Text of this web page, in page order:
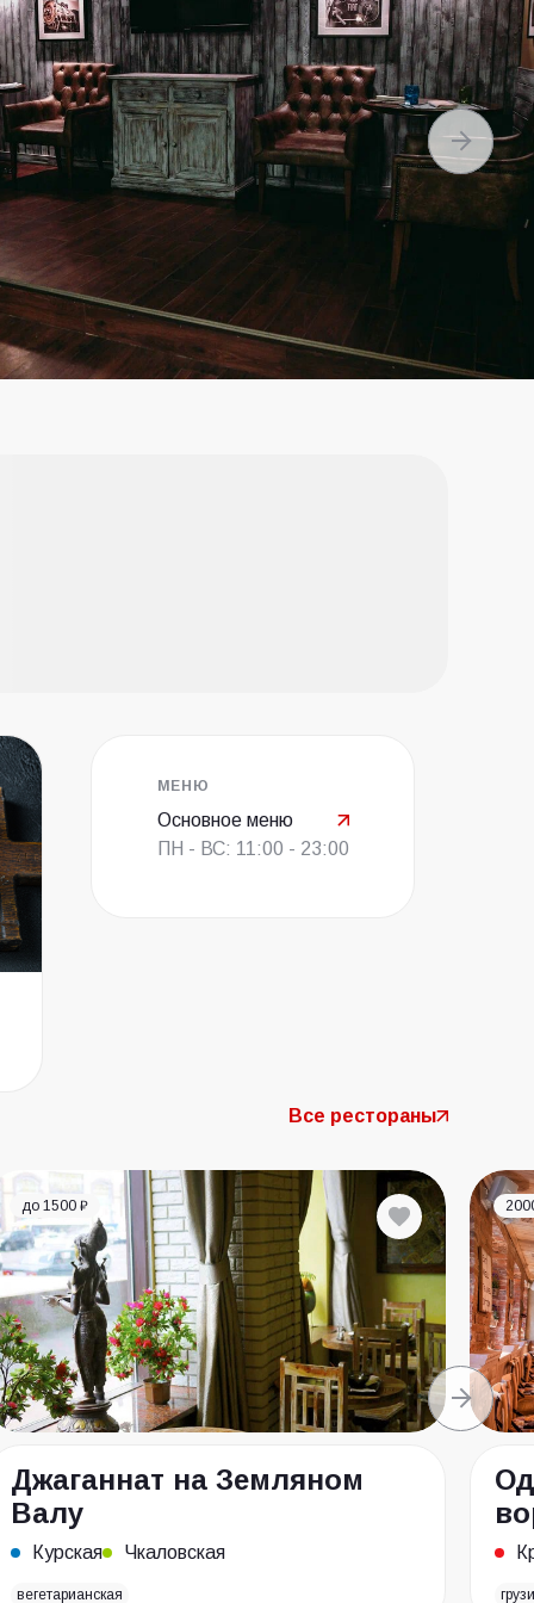
МЕНЮ
Основное меню
ПН - ВС: 11:00 - 23:00
Все рестораны
до 1500 ₽
Джаганнат на Земляном
Валу
Курская Чкаловская
вегетарианская